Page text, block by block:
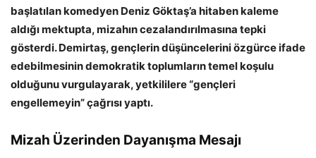
başlatılan komedyen Deniz Göktaş’a hitaben kaleme
aldığı mektupta, mizahın cezalandırılmasına tepki
gösterdi. Demirtaş, gençlerin düşüncelerini özgürce ifade
edebilmesinin demokratik toplumların temel koşulu
olduğunu vurgulayarak, yetkililere “gençleri
engellemeyin” çağrısı yaptı.
Mizah Üzerinden Dayanışma Mesajı